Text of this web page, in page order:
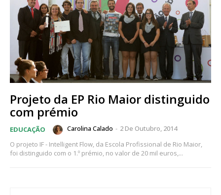
Projeto da EP Rio Maior distinguido
com prémio
EDUCAÇÃO Carolina Calado - 2 De Outubro, 2014
O projeto IF - Intelligent Flow, da Escola Profissional de Rio Maior,
foi distinguido com o 1.º prémio, no valor de 20 mil euros,...